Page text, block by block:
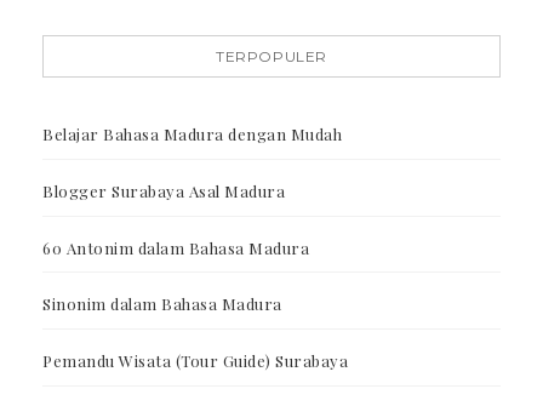
TERPOPULER
Belajar Bahasa Madura dengan Mudah
Blogger Surabaya Asal Madura
60 Antonim dalam Bahasa Madura
Sinonim dalam Bahasa Madura
Pemandu Wisata (Tour Guide) Surabaya